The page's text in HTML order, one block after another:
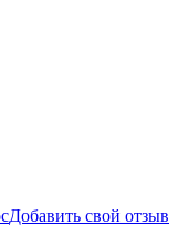
Добавить свой отзыв